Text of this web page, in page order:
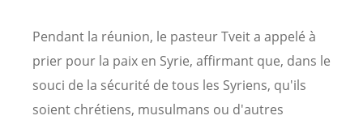
Pendant la réunion, le pasteur Tveit a appelé à
prier pour la paix en Syrie, affirmant que, dans le
souci de la sécurité de tous les Syriens, qu'ils
soient chrétiens, musulmans ou d'autres